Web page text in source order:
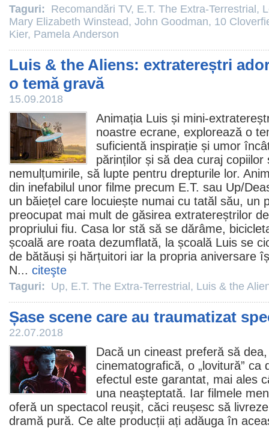
Taguri: Recomandări TV, E.T. The Extra-Terrestrial ,
Mary Elizabeth Winstead, John Goodman, 10
Kier, Pamela Anderson
Luis & the Aliens: extratereștri
o temă gravă
15.09.2018
Animația Luis și mini-
noastre ecrane, explorează o
suficientă inspirație și umor
părinților și să dea curaj
nemulțumirile, să lupte pentru drepturile lor.
din inefabilul unor filme precum E.T. sau Up/
un băiețel care locuiește numai cu tatăl său, un
preocupat mai mult de găsirea extratereștrilor
propriului fiu. Casa lor stă să se dărâme,
școală are roata dezumflată, la școală Luis se
de bătăuși și hărțuitori iar la propria aniversare
N... citeşte
Taguri: Up, E.T. The Extra-Terrestrial , Luis & the
Șase scene care au traumatizat
22.07.2018
Dacă un cineast preferă să
cinematografică, o „lovitură” ca
efectul este garantat, mai ales
una neaşteptată. Iar filmele
oferă un spectacol reuşit, căci reușesc să
dramă pură. Ce alte producții ați adăuga în